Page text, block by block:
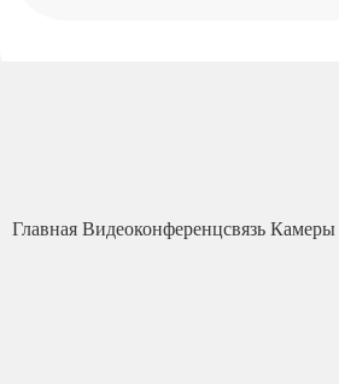
Главная Видеоконференцсвязь Камеры